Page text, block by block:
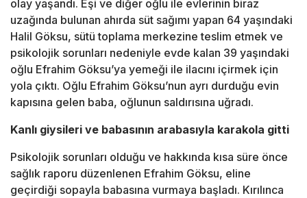
olay yaşandı. Eşi ve diğer oğlu ile evlerinin biraz
uzağında bulunan ahırda süt sağımı yapan 64 yaşındaki
Halil Göksu, sütü toplama merkezine teslim etmek ve
psikolojik sorunları nedeniyle evde kalan 39 yaşındaki
oğlu Efrahim Göksu’ya yemeği ile ilacını içirmek için
yola çıktı. Oğlu Efrahim Göksu’nun ayrı durduğu evin
kapısına gelen baba, oğlunun saldırısına uğradı.
Kanlı giysileri ve babasının arabasıyla karakola gitti
Psikolojik sorunları olduğu ve hakkında kısa süre önce
sağlık raporu düzenlenen Efrahim Göksu, eline
geçirdiği sopayla babasına vurmaya başladı. Kırılınca